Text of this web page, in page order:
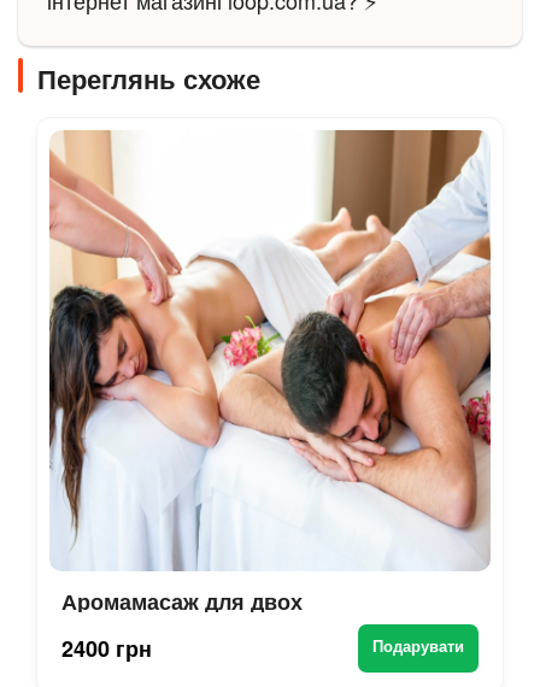
Переглянь схоже
Аромамасаж для двох
2400 грн
Подарувати